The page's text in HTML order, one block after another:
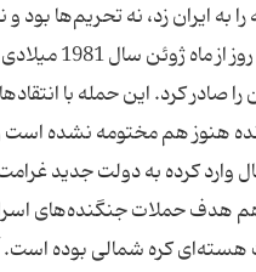
صدمه را به ایران زد، نه
بازمی‌گردد
کرد. این حمله با
هنوز هم مختومه نشده است
وارد کرده به دولت جدید
هدف حملات جنگنده‌های
هسته‌ای کره شمالی بوده